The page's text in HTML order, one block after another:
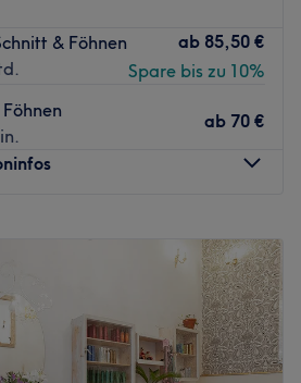
& Föhnen
ab 85,50 €
Spare bis zu 10%
ab 70 €
10:00
19:00
19:00
19:00
10:00–19:00
10:00– 17:00